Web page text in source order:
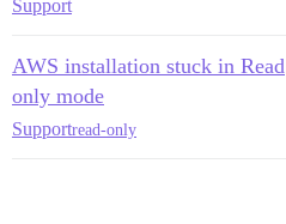
Support
AWS installation stuck in Read
only mode
Supportread-only